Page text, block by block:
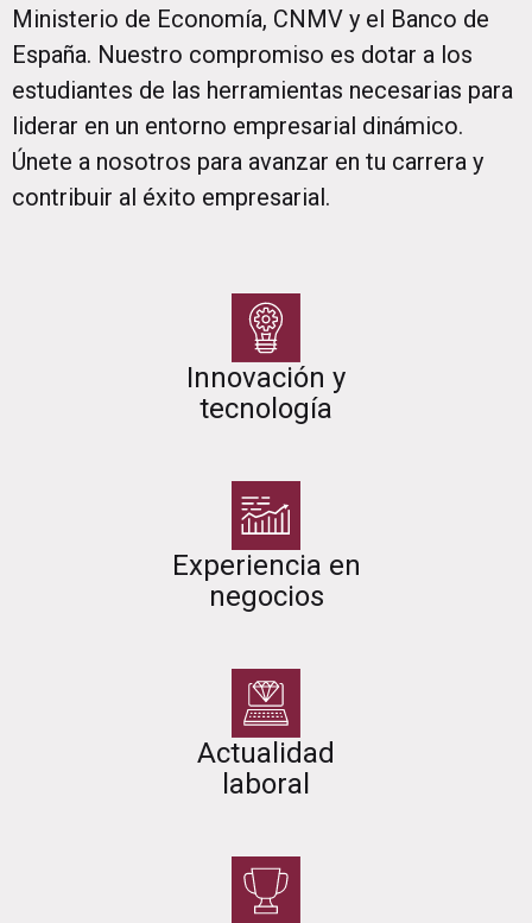
Ministerio de Economía, CNMV y el Banco de
España. Nuestro compromiso es dotar a los
estudiantes de las herramientas necesarias para
liderar en un entorno empresarial dinámico.
Únete a nosotros para avanzar en tu carrera y
contribuir al éxito empresarial.
Innovación y
tecnología
Experiencia en
negocios
Actualidad
laboral